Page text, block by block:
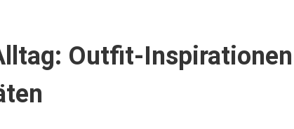
Outfit-Inspirationen